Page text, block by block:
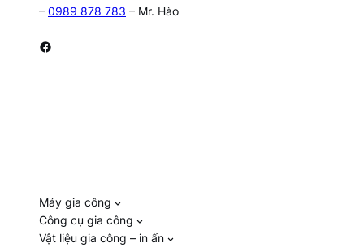
– 0989 878 783 – Mr. Hào
Facebook
Máy gia công
Công cụ gia công
Vật liệu gia công – in ấn